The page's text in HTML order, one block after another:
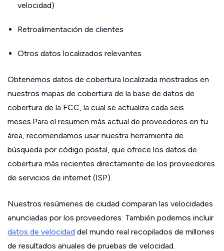
velocidad)
Retroalimentación de clientes
Otros datos localizados relevantes
Obtenemos datos de cobertura localizada mostrados en
nuestros mapas de cobertura de la base de datos de
cobertura de la FCC, la cual se actualiza cada seis
meses.Para el resumen más actual de proveedores en tu
área, recomendamos usar nuestra herramienta de
búsqueda por código postal, que ofrece los datos de
cobertura más recientes directamente de los proveedores
de servicios de internet (ISP).
Nuestros resúmenes de ciudad comparan las velocidades
anunciadas por los proveedores. También podemos incluir
datos de velocidad del mundo real recopilados de millones
de resultados anuales de pruebas de velocidad.